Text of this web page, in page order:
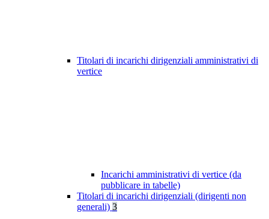
Titolari di incarichi dirigenziali amministrativi di
vertice
Incarichi amministrativi di vertice (da
pubblicare in tabelle)
Titolari di incarichi dirigenziali (dirigenti non
generali) 3